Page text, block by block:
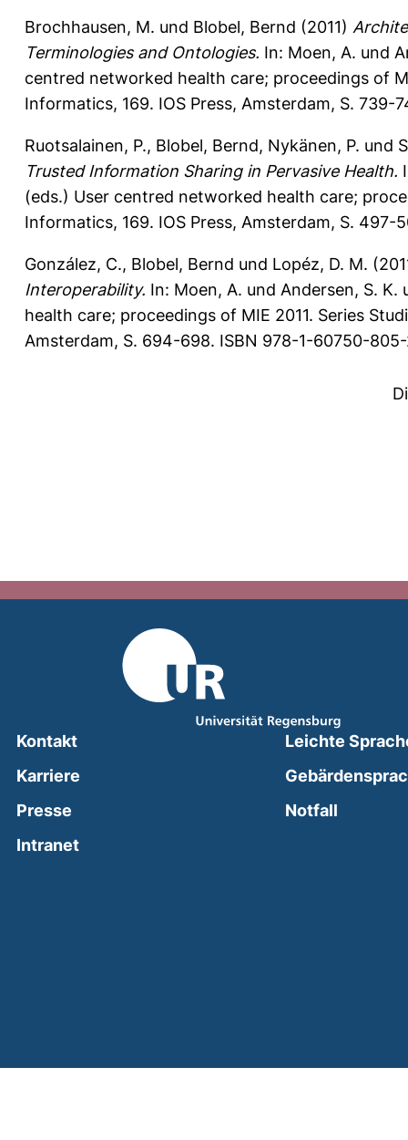
Brochhausen, M. und Blobel, Bernd (2011)
Terminologies and Ontologies. In: Moen, A. und
centred networked health care; proceedings of
Informatics, 169. IOS Press, Amsterdam, S.
Ruotsalainen, P., Blobel, Bernd, Nykänen, P. und
Trusted Information Sharing in Pervasive Health.
(eds.) User centred networked health care;
Informatics, 169. IOS Press, Amsterdam, S.
González, C., Blobel, Bernd und Lopéz, D. M.
Interoperability. In: Moen, A. und Andersen, S. K.
health care; proceedings of MIE 2011. Series
Amsterdam, S. 694-698. ISBN 978-1-60750-
Kontakt
Karriere
Presse
Intranet(external link, opens in a new window)
Leichte
Notfall